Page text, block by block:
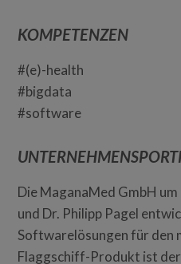
KOMPETENZEN
#(e)-health
#bigdata
#software
Die MaganaMed GmbH
und Dr. Philipp Pagel
Softwarelösungen für den
Flaggschiff-Produkt ist